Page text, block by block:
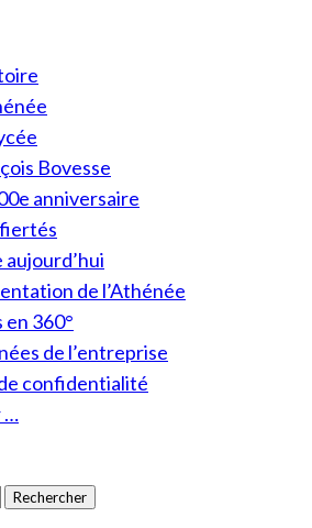
Bovesse
anniversaire
aujourd’hui
de l’Athénée
en 360°
de l’entreprise
confidentialité
…